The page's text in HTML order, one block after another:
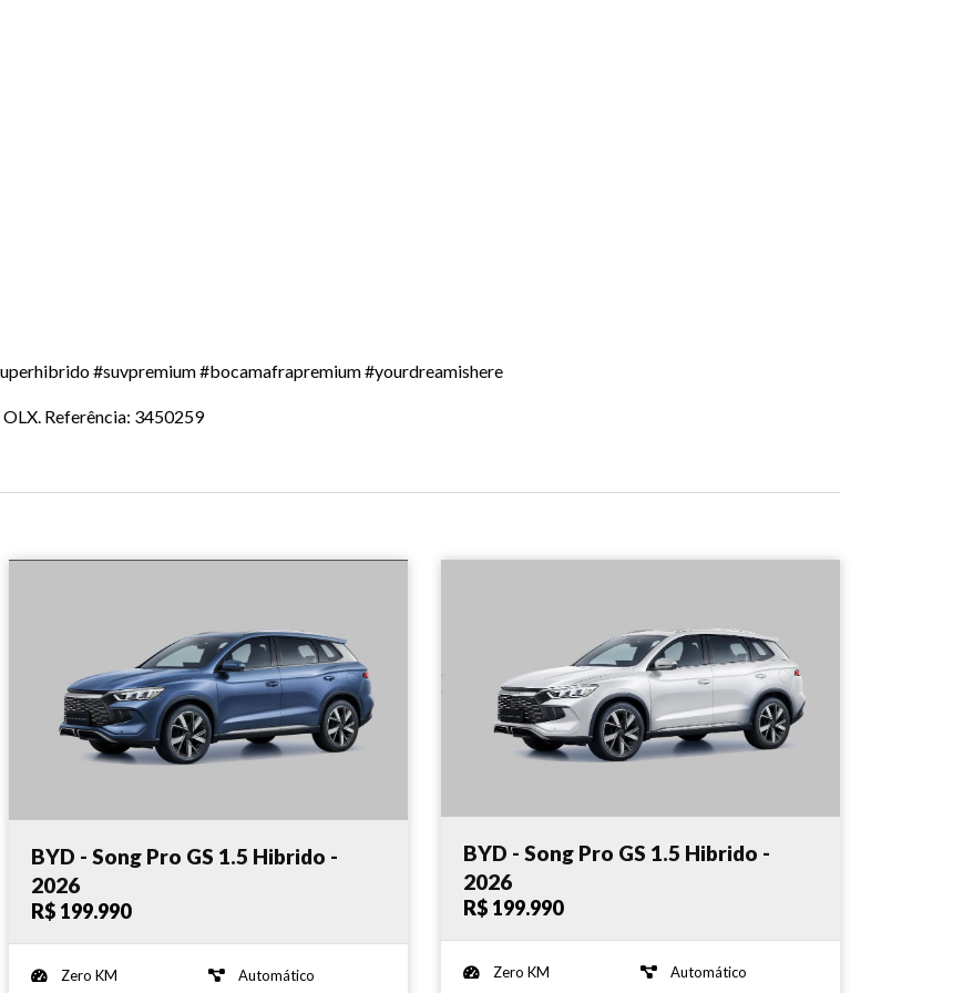
#suvpremium #bocamafrapremium #yourdreamishere
Referência: 3450259
BYD - Song Pro GS 1.5 Hibrido -
2026
R$ 199.990
Zero KM Automático
BYD - Song Pro GS 1.5 Hibrido -
2026
R$ 199.990
Zero KM Automático